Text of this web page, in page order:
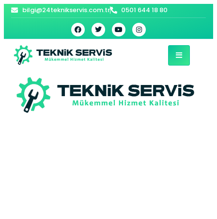
bilgi@24teknikservis.com.tr 0501 644 18 80